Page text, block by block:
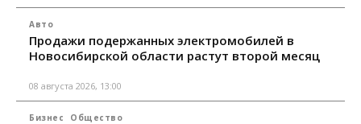
Авто
Продажи подержанных электромобилей в
Новосибирской области растут второй месяц
08 августа 2026, 13:00
Бизнес Общество